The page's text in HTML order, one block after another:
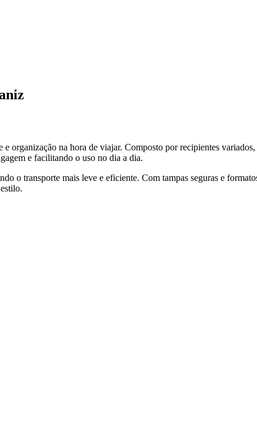
organização na hora de viajar. Composto por recipientes
e facilitando o uso no dia a dia.
o transporte mais leve e eficiente. Com tampas seguras e